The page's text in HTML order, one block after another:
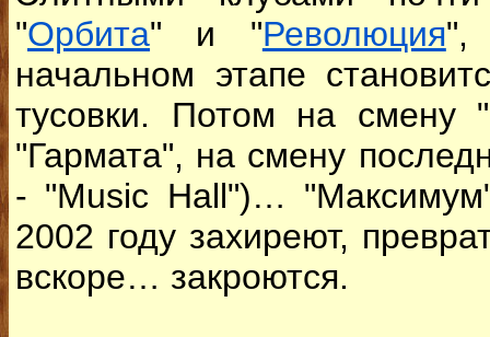
"Орбита" и "Революция",
начальном этапе
тусовки. Потом на смену
"Гармата", на смену
- "Music Hall")…
2002 году захиреют,
вскоре… закроются.